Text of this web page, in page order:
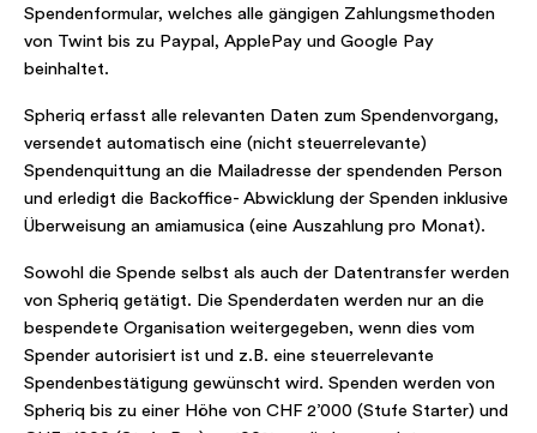
Spendenformular, welches alle gängigen Zahlungsmethoden
von Twint bis zu Paypal, ApplePay und Google Pay
beinhaltet.
Spheriq erfasst alle relevanten Daten zum Spendenvorgang,
versendet automatisch eine (nicht steuerrelevante)
Spendenquittung an die Mailadresse der spendenden Person
und erledigt die Backoffice- Abwicklung der Spenden inklusive
Überweisung an amiamusica (eine Auszahlung pro Monat).
Sowohl die Spende selbst als auch der Datentransfer werden
von Spheriq getätigt. Die Spenderdaten werden nur an die
bespendete Organisation weitergegeben, wenn dies vom
Spender autorisiert ist und z.B. eine steuerrelevante
Spendenbestätigung gewünscht wird. Spenden werden von
Spheriq bis zu einer Höhe von CHF 2’000 (Stufe Starter) und